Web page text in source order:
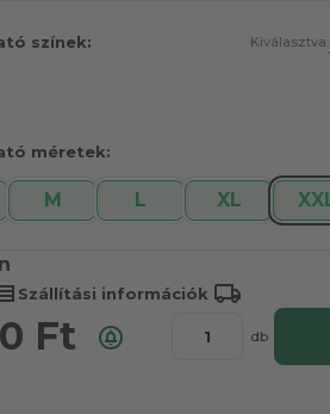
színek: Kiválasztva:
méretek:
M L XL
Szállítási információk local_shipping
Ft db